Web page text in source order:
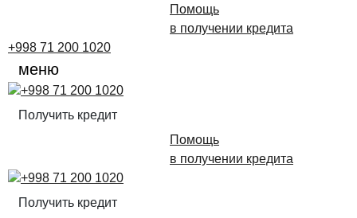
Помощь
в получении кредита
+998 71 200 1020
меню
+998 71 200 1020
Получить кредит
Помощь
в получении кредита
+998 71 200 1020
Получить кредит